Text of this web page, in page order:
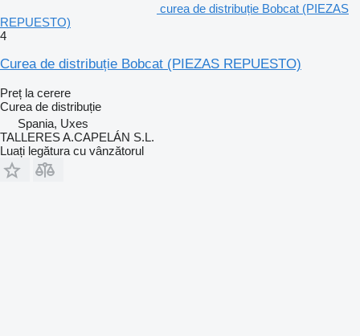
curea de distribuție Bobcat (PIEZAS
REPUESTO)
4
Curea de distribuție Bobcat (PIEZAS REPUESTO)
Preț la cerere
Curea de distribuție
Spania, Uxes
TALLERES A.CAPELÁN S.L.
Luați legătura cu vânzătorul